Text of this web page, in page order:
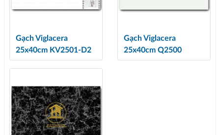
Gạch Viglacera
25x40cm KV2501-D2
Gạch Viglacera
25x40cm Q2500